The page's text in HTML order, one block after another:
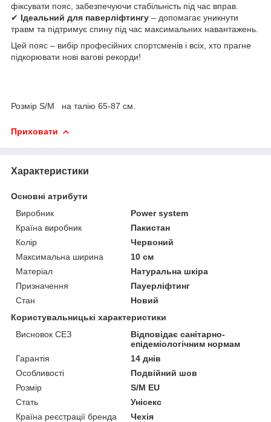
фіксувати пояс, забезпечуючи стабільність під час вправ.
✔ Ідеальний для паверліфтингу – допомагає уникнути
травм та підтримує спину під час максимальних навантажень.
Цей пояс – вибір професійних спортсменів і всіх, хто прагне
підкорювати нові вагові рекорди!
Розмір S/M на талію 65-87 см.
Приховати
Характеристики
Основні атрибути
Виробник
Power system
Країна виробник
Пакистан
Колір
Червоний
Максимальна ширина
10 см
Матеріал
Натуральна шкіра
Призначення
Пауерліфтинг
Стан
Новий
Користувальницькі характеристики
Висновок СЕЗ
Відповідає санітарно-
епідеміологічним нормам
Гарантія
14 днів
Особливості
Подвійний шов
Розмір
S/M EU
Стать
Унісекс
Країна реєстрації бренда
Чехія